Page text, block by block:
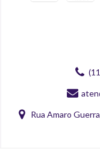
Rua Amaro